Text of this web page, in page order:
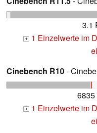
3.1
+ 1 Einzelwerte im
Cinebench R10-
+ 1 Einzelwerte im